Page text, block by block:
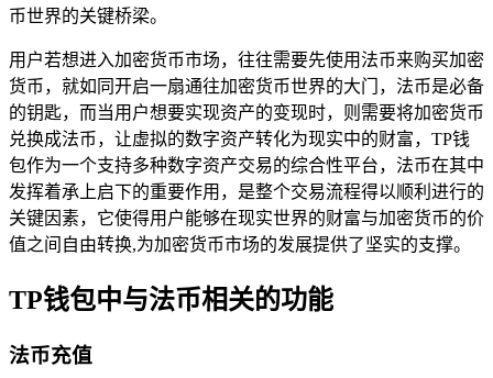
币世界的关键桥梁。
用户若想进入加密货币市场，往往需要先使用法币来购买加密
货币，就如同开启一扇通往加密货币世界的大门，法币是必备
的钥匙，而当用户想要实现资产的变现时，则需要将加密货币
兑换成法币，让虚拟的数字资产转化为现实中的财富，TP钱
包作为一个支持多种数字资产交易的综合性平台，法币在其中
发挥着承上启下的重要作用，是整个交易流程得以顺利进行的
关键因素，它使得用户能够在现实世界的财富与加密货币的价
值之间自由转换,为加密货币市场的发展提供了坚实的支撑。
TP钱包中与法币相关的功能
法币充值